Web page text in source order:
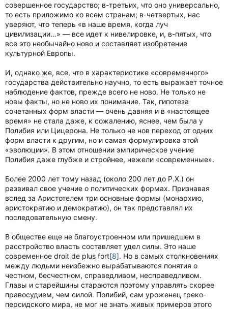
совершенное государство; в-третьих, что оно универсально,
то есть приложимо ко всем странам; в-четвертых, нас
уверяют, что теперь «в наше время, когда луч
цивилизации…» — все идет к нивелировке, и, в-пятых, что
все это необычайно ново и составляет изобретение
культурной Европы.
И, однако же, все, что в характеристике «современного»
государства действительно научно, то есть выражает точное
наблюдение фактов, прежде всего не ново. Не только не
новы факты, но не ново их понимание. Так, гипотеза
сочетанных форм власти — очень давняя и в «настоящее
время» не стала даже, к сожалению, яснее, чем была у
Полибия или Цицерона. Не только не нов переход от одних
форм власти к другим, но и самая формулировка этой
«эволюции». В этом отношении эмпирическое учение
Полибия даже глубже и стройнее, нежели «современные».
Более 2000 лет тому назад (около 200 лет до Р.Х.) он
развивал свое учение о политических формах. Признавая
вслед за Аристотелем три основные формы (монархию,
аристократию и демократию), он так представлял их
последовательную смену.
В обществе еще не благоустроенном или пришедшем в
расстройство власть составляет удел силы. Это наше
современное droit de plus fort[8]. Но в самых столкновениях
между людьми неизбежно вырабатываются понятия о
честном, бесчестном, справедливом, несправедливом.
Главы и старейшины стараются поэтому управлять скорее
правосудием, чем силой. Полибий, сам уроженец греко-
персидского мира, не мог не знать живых примеров этого